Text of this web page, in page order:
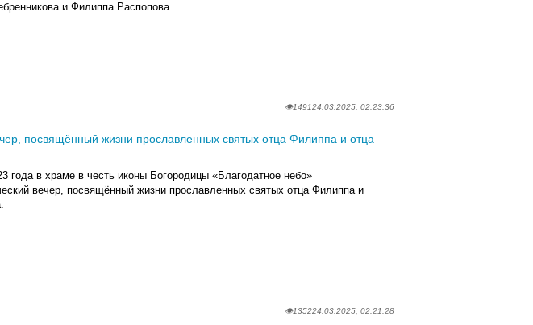
и Филиппа Распопова.
👁149124.03.2025, 02:23:36
посвящённый жизни прославленных святых отца Филиппа и отца
года в храме в честь иконы Богородицы «Благодатное небо»
вечер, посвящённый жизни прославленных святых отца Филиппа и
👁135224.03.2025, 02:21:28